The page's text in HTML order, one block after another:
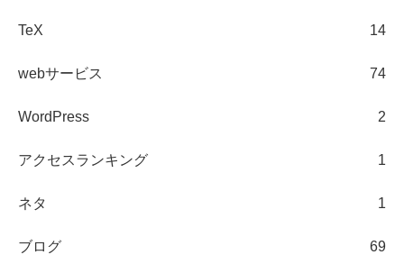
TeX 14
webサービス 74
WordPress 2
アクセスランキング 1
ネタ 1
ブログ 69